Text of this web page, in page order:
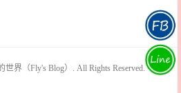
界（Fly's Blog）. All Rights Reserved.